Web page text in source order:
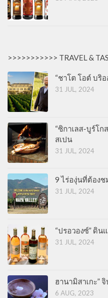
>>>>>>>>>>> TRAVEL &
“ชาโต โอต์ บริ
31 JUL, 2024
“ซิกาเลส-บูร์โก
สเปน
31 JUL, 2024
9 ไร่องุ่นที่ต้องช
31 JUL, 2024
“ปรอวองซ์” ดิ
31 JUL, 2024
ฮานามิสาเกะ”
6 AUG, 2023